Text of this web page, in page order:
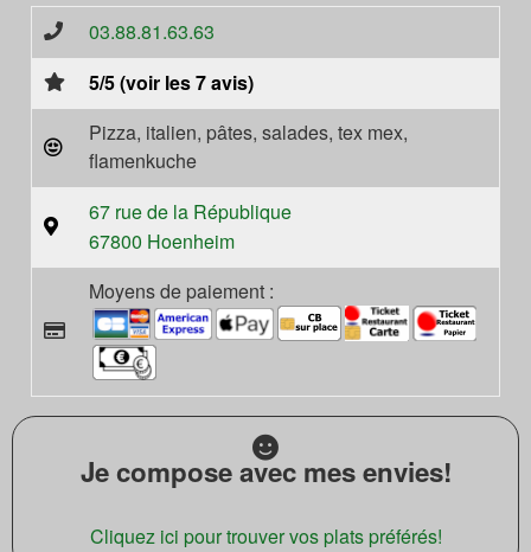
03.88.81.63.63
5/5 (voir les 7 avis)
Pizza, italien, pâtes, salades, tex mex,
flamenkuche
67 rue de la République
67800 Hoenheim
Moyens de paiement :
Je compose avec mes envies!
Cliquez ici pour trouver vos plats préférés!